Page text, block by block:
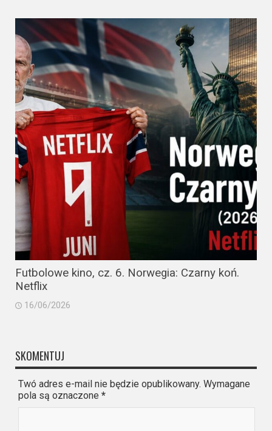
Futbolowe kino, cz. 6. Norwegia: Czarny koń.
Netflix
16/06/2026
SKOMENTUJ
Twó adres e-mail nie będzie opublikowany. Wymagane
pola są oznaczone *